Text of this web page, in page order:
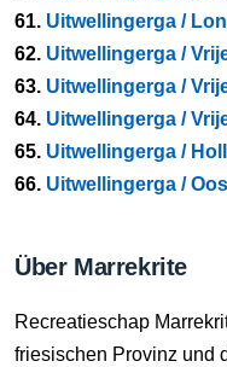
61. Uitwellingerga /
62. Uitwellingerga /
63. Uitwellingerga /
64. Uitwellingerga /
65. Uitwellingerga /
66. Uitwellingerga /
Über Marrekrite
Recreatieschap
friesischen Provinz und